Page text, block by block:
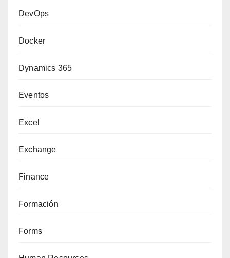
DevOps
Docker
Dynamics 365
Eventos
Excel
Exchange
Finance
Formación
Forms